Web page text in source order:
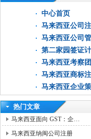
中心首页
马来西亚公司
马来西亚公司
第二家园签证
马来西亚考察团
马来西亚商标
马来西亚企业
热门文章
马来西亚面向 GST：企…
马来西亚纳闽公司注册